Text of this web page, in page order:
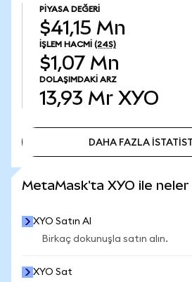
PIYASA DEĞERI
$41,15 Mn
İŞLEM HACMI (24S)
$1,07 Mn
DOLAŞIMDAKI ARZ
13,93 Mr XYO
DAHA FAZLA
MetaMask'ta XYO ile neler
XYO Satın Al
Birkaç dokunuşla satın alın.
XYO Sat